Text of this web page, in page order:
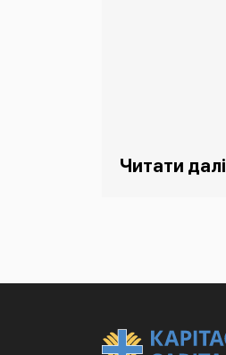
Читати далі